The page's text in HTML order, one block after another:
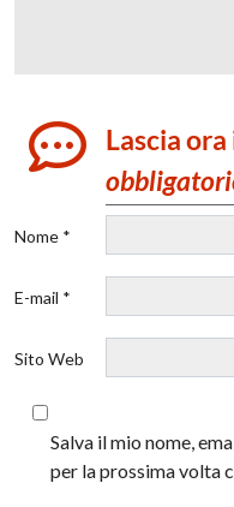
Lascia
Nome *
E-mail *
Sito Web
Salva il mio nome,
per la prossima volta